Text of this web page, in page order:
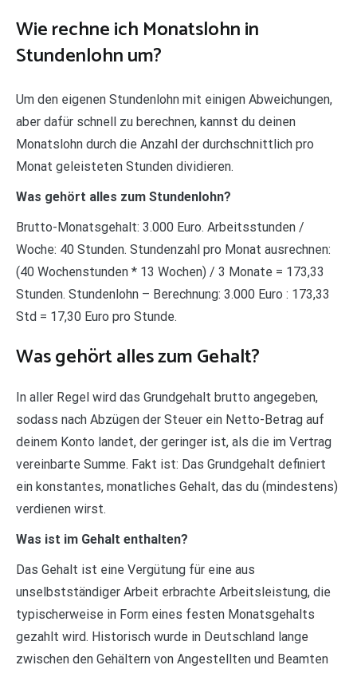
Wie rechne ich Monatslohn in
Stundenlohn um?
Um den eigenen Stundenlohn mit einigen Abweichungen,
aber dafür schnell zu berechnen, kannst du deinen
Monatslohn durch die Anzahl der durchschnittlich pro
Monat geleisteten Stunden dividieren.
Was gehört alles zum Stundenlohn?
Brutto-Monatsgehalt: 3.000 Euro. Arbeitsstunden /
Woche: 40 Stunden. Stundenzahl pro Monat ausrechnen:
(40 Wochenstunden * 13 Wochen) / 3 Monate = 173,33
Stunden. Stundenlohn – Berechnung: 3.000 Euro : 173,33
Std = 17,30 Euro pro Stunde.
Was gehört alles zum Gehalt?
In aller Regel wird das Grundgehalt brutto angegeben,
sodass nach Abzügen der Steuer ein Netto-Betrag auf
deinem Konto landet, der geringer ist, als die im Vertrag
vereinbarte Summe. Fakt ist: Das Grundgehalt definiert
ein konstantes, monatliches Gehalt, das du (mindestens)
verdienen wirst.
Was ist im Gehalt enthalten?
Das Gehalt ist eine Vergütung für eine aus
unselbstständiger Arbeit erbrachte Arbeitsleistung, die
typischerweise in Form eines festen Monatsgehalts
gezahlt wird. Historisch wurde in Deutschland lange
zwischen den Gehältern von Angestellten und Beamten